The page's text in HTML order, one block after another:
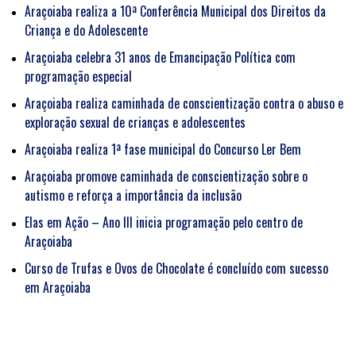
Araçoiaba realiza a 10ª Conferência Municipal dos Direitos da
Criança e do Adolescente
Araçoiaba celebra 31 anos de Emancipação Política com
programação especial
Araçoiaba realiza caminhada de conscientização contra o abuso e
exploração sexual de crianças e adolescentes
Araçoiaba realiza 1ª fase municipal do Concurso Ler Bem
Araçoiaba promove caminhada de conscientização sobre o
autismo e reforça a importância da inclusão
Elas em Ação – Ano III inicia programação pelo centro de
Araçoiaba
Curso de Trufas e Ovos de Chocolate é concluído com sucesso
em Araçoiaba